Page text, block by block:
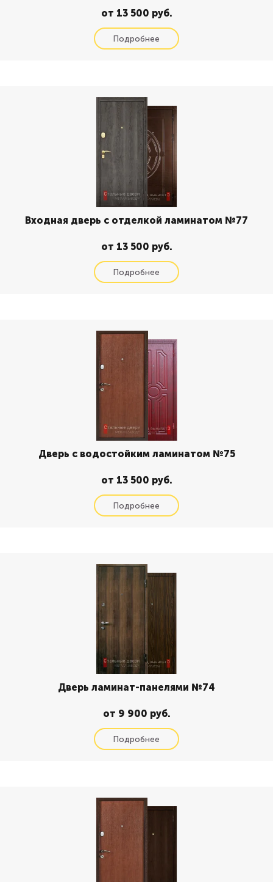
от 13 500 руб.
Входная дверь с отделкой ламинатом №77
от 13 500 руб.
Дверь с водостойким ламинатом №75
от 13 500 руб.
Дверь ламинат-панелями №74
от 9 900 руб.